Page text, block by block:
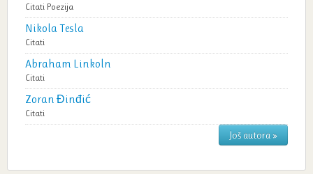
Citati Poezija
Nikola Tesla
Citati
Abraham Linkoln
Citati
Zoran Đinđić
Citati
Još autora »